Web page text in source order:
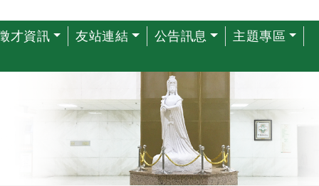
才資訊 友站連結 公告訊息 主題專區